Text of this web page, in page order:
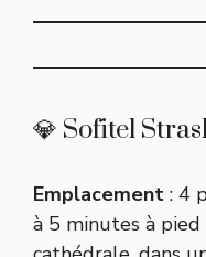
💎 Sofitel
Emplacement : 4
à 5 minutes à